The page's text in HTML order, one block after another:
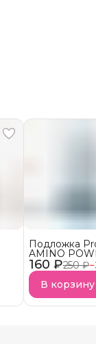
160 ₽250 ₽−
Подложка
AMINO
FILLER
маска САШЕ
В корзину